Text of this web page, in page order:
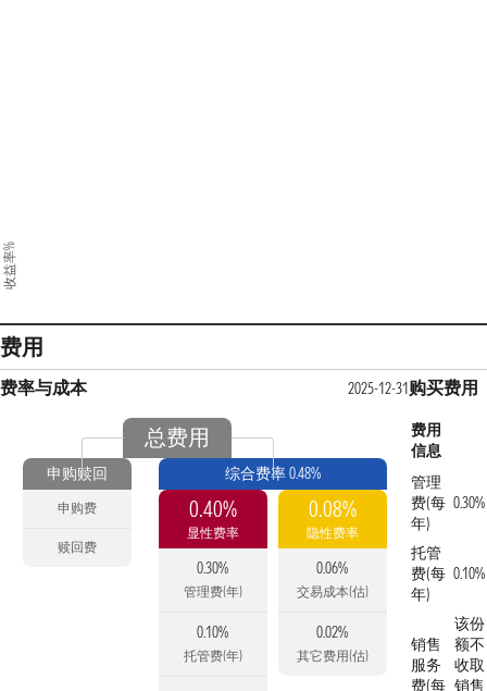
收益率%
费用
费率与成本 2025-12-31
总费用
申购赎回
申购费
赎回费
综合费率 0.48%
0.40%
显性费率
0.30%
管理费(年)
0.10%
托管费(年)
0.08%
隐性费率
0.06%
交易成本(估)
0.02%
其它费用(估)
购买费用
费用
信息
管理
费(每
年)
0.30%
托管
费(每
年)
0.10%
销售
服务
费(每
该份
额不
收取
销售